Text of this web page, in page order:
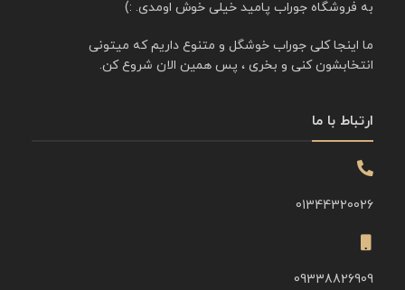
به فروشگاه جوراب پامید خیلی خوش اومدی. :)
ما اینجا کلی جوراب خوشگل و متنوع داریم که میتونی
انتخابشون کنی و بخری ، پس همین الان شروع کن.
ارتباط با ما
01344320026
09338826909